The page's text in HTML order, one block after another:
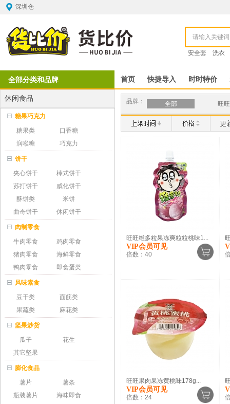
深圳仓
安全套 洗衣
全部分类和品牌 首页 快捷导入 时时特价
休闲食品
糖果巧克力
糖果类
口香糖
润喉糖
巧克力
饼干
夹心饼干
棒式饼干
苏打饼干
威化饼干
酥饼类
米饼
曲奇饼干
休闲饼干
肉制零食
牛肉零食
鸡肉零食
猪肉零食
海鲜零食
鸭肉零食
即食蛋类
风味素食
豆干类
面筋类
果蔬类
麻花类
坚果炒货
瓜子
花生
其它坚果
膨化食品
薯片
薯条
瓶装薯片
海味即食
品牌： 全部 旺旺
旺旺维多粒果冻爽粒粒桃味1...
VIP会员可见
倍数： 40
旺旺果肉果冻黄桃味178g...
VIP会员可见
倍数： 24